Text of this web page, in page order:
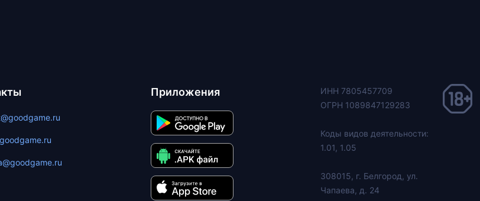
Приложения
ИНН 7805457709
ОГРН 1089847129283
Коды видов деятельности:
1.01, 1.05
308015, г. Белгород, ул.
Чапаева, д. 24